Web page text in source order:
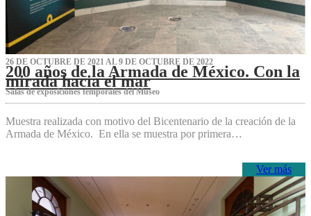
26 DE OCTUBRE DE 2021 AL 9 DE OCTUBRE DE 2022
200 años de la Armada de México. Con la
mirada hacia el mar
Salas de exposiciones temporales del Museo‌
Muestra realizada con motivo del Bicentenario de la creación de la
Armada de México. En ella se muestra por primera…
Ver más